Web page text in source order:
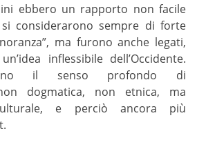
ebbero un rapporto non facile
considerarono sempre di forte
ma furono anche legati,
inflessibile dell’Occidente.
il senso profondo di
non dogmatica, non etnica, ma
e perciò ancora più